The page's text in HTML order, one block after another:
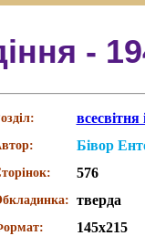
-
всесвітня
Бівор
576
тверда
145х215